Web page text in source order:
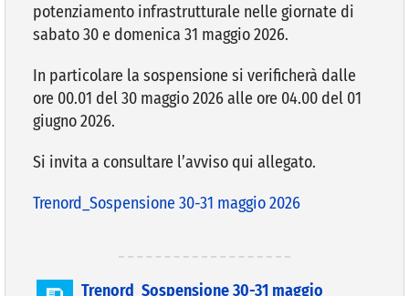
potenziamento infrastrutturale nelle giornate di
sabato 30 e domenica 31 maggio 2026.
In particolare la sospensione si verificherà dalle
ore 00.01 del 30 maggio 2026 alle ore 04.00 del 01
giugno 2026.
Si invita a consultare l’avviso qui allegato.
Trenord_Sospensione 30-31 maggio 2026
Trenord_Sospensione 30-31 maggio